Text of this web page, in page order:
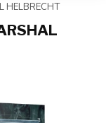
HELBRECHT